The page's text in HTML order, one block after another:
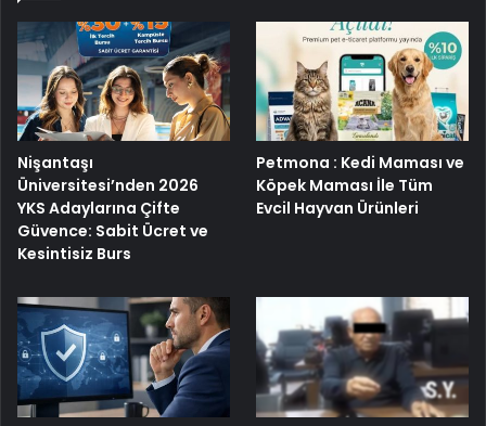
Nişantaşı
Üniversitesi’nden 2026
YKS Adaylarına Çifte
Güvence: Sabit Ücret ve
Kesintisiz Burs
Petmona : Kedi Maması ve
Köpek Maması İle Tüm
Evcil Hayvan Ürünleri